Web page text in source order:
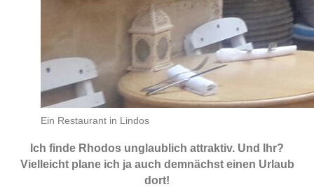
Ein Restaurant in Lindos
Ich finde Rhodos unglaublich attraktiv. Und Ihr?
Vielleicht plane ich ja auch demnächst einen Urlaub
dort!